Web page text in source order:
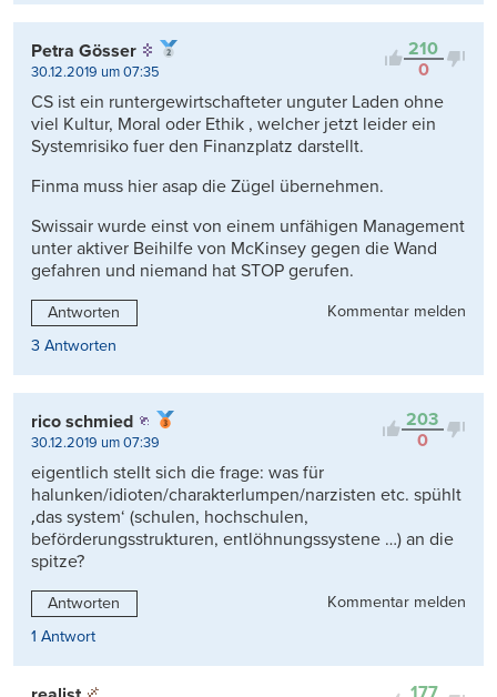
210
0
Petra Gösser
30.12.2019 um 07:35
CS ist ein runtergewirtschafteter unguter Laden ohne
viel Kultur, Moral oder Ethik , welcher jetzt leider ein
Systemrisiko fuer den Finanzplatz darstellt.
Finma muss hier asap die Zügel übernehmen.
Swissair wurde einst von einem unfähigen Management
unter aktiver Beihilfe von McKinsey gegen die Wand
gefahren und niemand hat STOP gerufen.
Antworten
Kommentar melden
3 Antworten
203
0
rico schmied
30.12.2019 um 07:39
eigentlich stellt sich die frage: was für
halunken/idioten/charakterlumpen/narzisten etc. spühlt
‚das system‘ (schulen, hochschulen,
beförderungsstrukturen, entlöhnungssystene …) an die
spitze?
Antworten
Kommentar melden
1 Antwort
177